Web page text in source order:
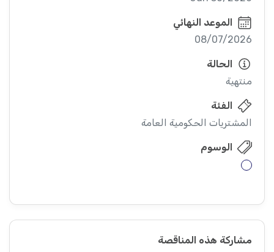
الموعد النهائي
08/07/2026
الحالة
منتهية
الفئة
المشتريات الحكومية العامة
الوسوم
مشاركة هذه المناقصة